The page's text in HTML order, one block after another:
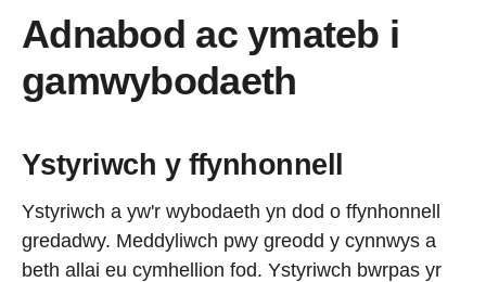
Adnabod ac ymateb i
gamwybodaeth
Ystyriwch y ffynhonnell
Ystyriwch a yw'r wybodaeth yn dod o ffynhonnell
gredadwy. Meddyliwch pwy greodd y cynnwys a
beth allai eu cymhellion fod. Ystyriwch bwrpas yr